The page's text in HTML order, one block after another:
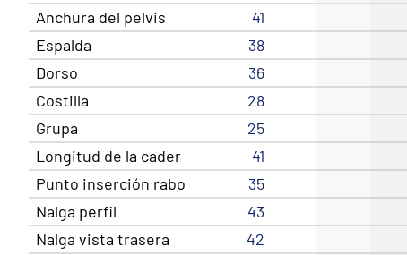
Anchura del pelvis
41
Espalda
38
Dorso
36
Costilla
28
Grupa
25
Longitud de la cader
41
Punto inserción rabo
35
Nalga perfil
43
Nalga vista trasera
42